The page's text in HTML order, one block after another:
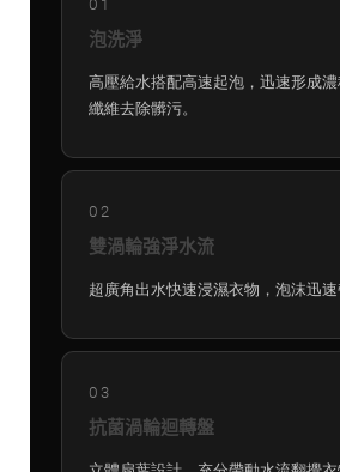
泡洗淨
高壓給水搭配高速起泡，迅速形成
纖維去除髒污。
02
雙渦輪強淨水流
超廣角出水快速浸濕衣物，泡沫迅速
03
抗菌渦輪迴轉盤